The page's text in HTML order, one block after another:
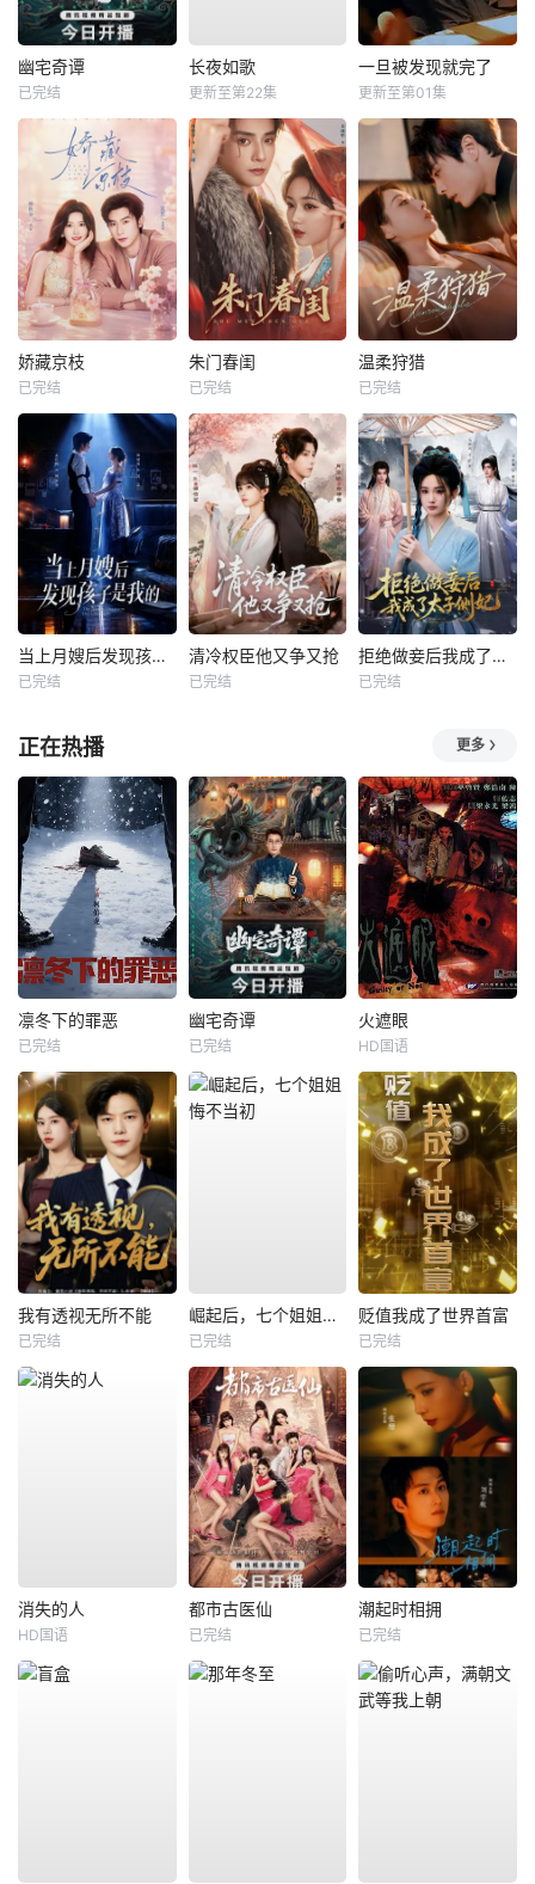
幽宅奇谭
已完结
长夜如歌
更新至第22集
一旦被发现就完了
更新至第01集
娇藏京枝
已完结
朱门春闺
已完结
温柔狩猎
已完结
当上月嫂后发现孩子是我的
已完结
清冷权臣他又争又抢
已完结
拒绝做妾后我成了太子侧妃
已完结
正在热播 更多
凛冬下的罪恶
已完结
幽宅奇谭
已完结
火遮眼
HD国语
我有透视无所不能
已完结
崛起后，七个姐姐悔不当初
已完结
贬值我成了世界首富
已完结
消失的人
HD国语
都市古医仙
已完结
潮起时相拥
已完结